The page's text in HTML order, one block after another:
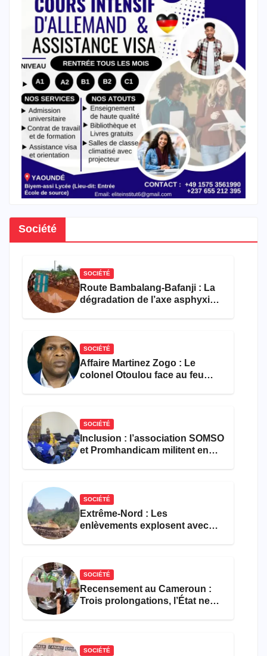
Société
SOCIÉTÉ
Route Bambalang-Bafanji : La
dégradation de l’axe asphyxie
SOCIÉTÉ
Affaire Martinez Zogo : Le
colonel Otoulou face au feu
SOCIÉTÉ
Inclusion : l’association SOMSO
et Promhandicam militent en
SOCIÉTÉ
Extrême-Nord : Les
enlèvements explosent avec
SOCIÉTÉ
Recensement au Cameroun :
Trois prolongations, l’État ne
SOCIÉTÉ